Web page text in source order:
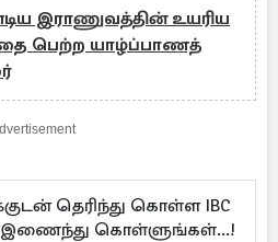
இராணுவத்தின் உயரிய
பெற்ற யாழ்ப்பாணத்
தெரிந்து கொள்ள IBC
கொள்ளுங்கள்...!